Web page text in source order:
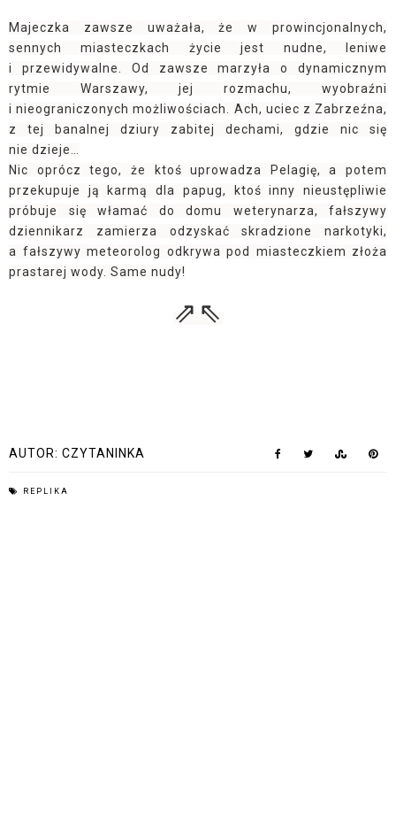
Majeczka zawsze uważała, że w prowincjonalnych,
sennych miasteczkach życie jest nudne, leniwe
i przewidywalne. Od zawsze marzyła o dynamicznym
rytmie Warszawy, jej rozmachu, wyobraźni
i nieograniczonych możliwościach. Ach, uciec z Zabrzeźna,
z tej banalnej dziury zabitej dechami, gdzie nic się
nie dzieje…
Nic oprócz tego, że ktoś uprowadza Pelagię, a potem
przekupuje ją karmą dla papug, ktoś inny nieustępliwie
próbuje się włamać do domu weterynarza, fałszywy
dziennikarz zamierza odzyskać skradzione narkotyki,
a fałszywy meteorolog odkrywa pod miasteczkiem złoża
prastarej wody. Same nudy!
⇗⇖
AUTOR: CZYTANINKA
REPLIKA